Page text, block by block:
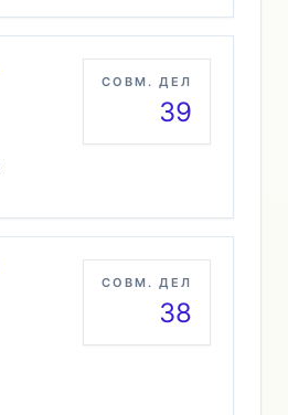
СОВМ. ДЕЛ
39
СОВМ. ДЕЛ
38